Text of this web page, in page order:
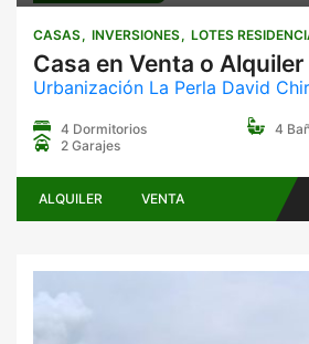
CASAS INVERSIONES LOTES
Urbanización La Perla David
4 Dormitorios
4
2 Garajes
ALQUILER VENTA